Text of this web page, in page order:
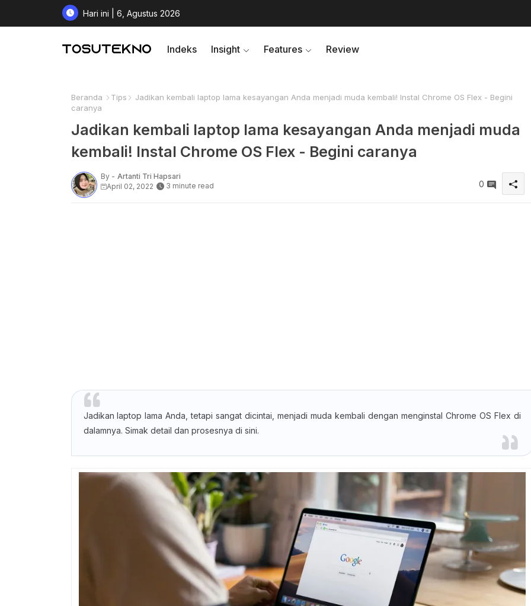
Hari ini | 6, Agustus 2026
Indeks Insight Features Review
Beranda Tips
Jadikan kembali laptop lama kesayangan Anda menjadi muda kembali! Instal Chrome OS Flex - Begini
caranya
Jadikan kembali laptop lama kesayangan Anda menjadi muda
kembali! Instal Chrome OS Flex - Begini caranya
By - Artanti Tri Hapsari
April 02, 2022
3 minute read 0
Jadikan laptop lama Anda, tetapi sangat dicintai, menjadi muda kembali dengan menginstal Chrome OS Flex di
dalamnya. Simak detail dan prosesnya di sini.